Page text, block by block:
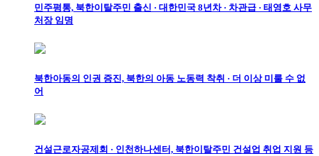
민주평통, 북한이탈주민 출신 · 대한민국 8년차 · 차관급 · 태영호 사무
처장 임명
북한아동의 인권 증진, 북한의 아동 노동력 착취 · 더 이상 미룰 수 없
어
건설근로자공제회 · 인천하나센터, 북한이탈주민 건설업 취업 지원 등